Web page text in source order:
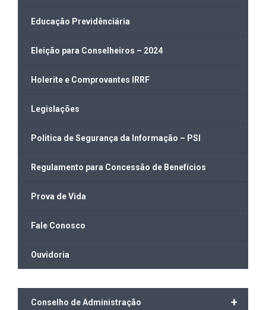
Educação Previdênciária
Eleição para Conselheiros – 2024
Holerite e Comprovantes IRRF
Legislações
Politica de Segurança da Informação – PSI
Regulamento para Concessão de Benefícios
Prova de Vida
Fale Conosco
Ouvidoria
+
Conselho de Administração